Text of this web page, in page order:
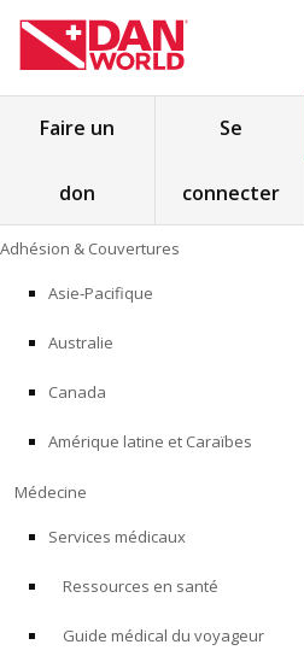
Skip
to
content
ADHÉSION & COUVERTURES
RECHERCHE
FORMATION
PROGRAMMES POUR LES
À PROPOS
Faire un
don
Se
connecter
Adhésion & Couvertures
Asie-Pacifique
Australie
Canada
Amérique latine et Caraïbes
Médecine
Services médicaux
Ressources en santé
Guide médical du voyageur